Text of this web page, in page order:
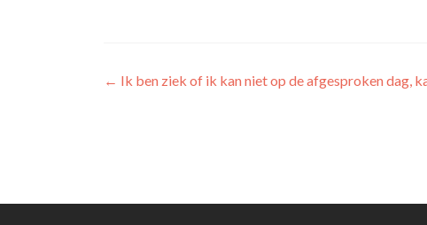
Bericht
← Ik ben ziek of ik kan niet op de afgesproken dag,